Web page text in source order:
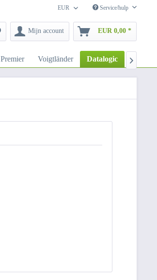
EUR Service/hulp
Mijn account EUR 0,00 *
Premier Voigtländer Datalogic Wasp
